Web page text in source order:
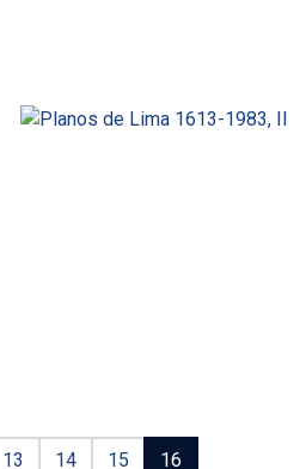
13 14 15 16